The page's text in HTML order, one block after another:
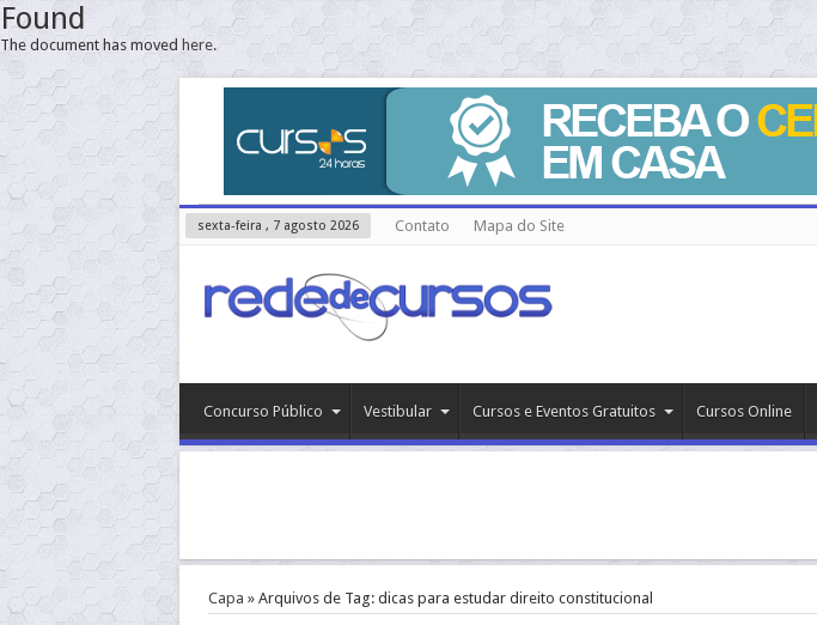
Found
The document has moved here.
sexta-feira , 7 agosto 2026 Contato Mapa do Site
Concurso Público Vestibular Cursos e Eventos Gratuitos Cursos Online
Capa » Arquivos de Tag: dicas para estudar direito constitucional